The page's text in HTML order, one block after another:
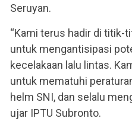
Seruyan.
“Kami terus hadir di titik-
untuk mengantisipasi
kecelakaan lalu lintas.
untuk mematuhi
helm SNI, dan selalu
ujar IPTU Subronto.